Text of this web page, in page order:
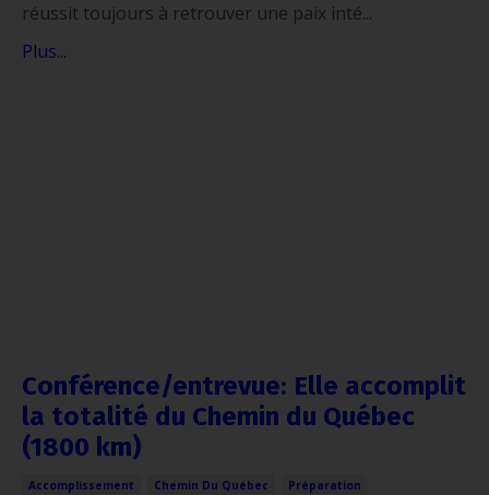
réussit toujours à retrouver une paix inté...
Plus...
Conférence/entrevue: Elle accomplit
la totalité du Chemin du Québec
(1800 km)
Accomplissement Chemin Du Québec Préparation